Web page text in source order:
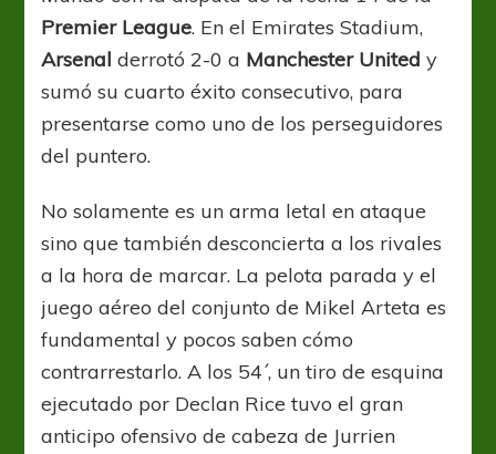
Premier League. En el Emirates Stadium,
Arsenalderrotó 2-0 a Manchester United y
sumó su cuarto éxito consecutivo, para
presentarse como uno de los perseguidores
del puntero.
No solamente es un arma letal en ataque
sino que también desconcierta a los rivales
a la hora de marcar. La pelota parada y el
juego aéreo del conjunto de Mikel Arteta es
fundamental y pocos saben cómo
contrarrestarlo. A los 54´, un tiro de esquina
ejecutado por Declan Rice tuvo el gran
anticipo ofensivo de cabeza de Jurrien